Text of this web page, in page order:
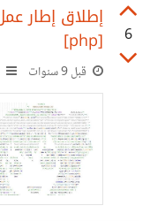
6
[php]
قبل 9 سنوات